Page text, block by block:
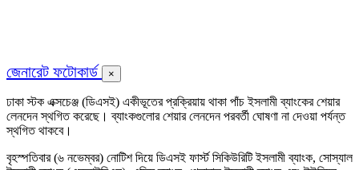
জেনারেট ফটোকার্ড ×
ঢাকা স্টক এক্সচেঞ্জ (ডিএসই) একীভূতের প্রক্রিয়ায় থাকা পাঁচ ইসলামী ব্যাংকের শেয়ার
লেনদেন স্থগিত করেছে। ব্যাংকগুলোর শেয়ার লেনদেন পরবর্তী ঘোষণা না দেওয়া পর্যন্ত
স্থগিত থাকবে।
বৃহস্পতিবার (৬ নভেম্বর) নোটিশ দিয়ে ডিএসই ফার্স্ট সিকিউরিটি ইসলামী ব্যাংক, সোস্যাল